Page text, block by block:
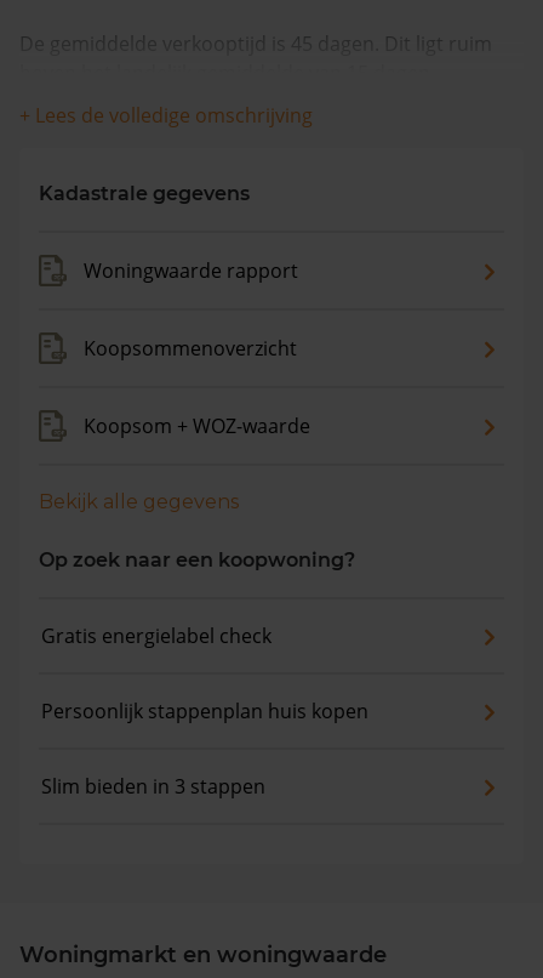
De gemiddelde verkooptijd is 45 dagen. Dit ligt ruim
De gemiddelde huizenprijs is €569.500. De gemiddelde
de gemiddelde woningwaarde met 14,8% gestegen.
+ Lees de volledige omschrijving
Kadastrale gegevens
Woningwaarde rapport
Koopsommenoverzicht
Koopsom + WOZ-waarde
Bekijk alle gegevens
Op zoek naar een koopwoning?
Gratis energielabel check
Persoonlijk stappenplan huis kopen
Slim bieden in 3 stappen
Woningmarkt en woningwaarde